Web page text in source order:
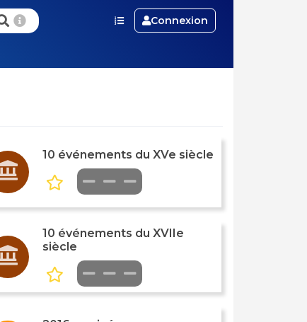
Connexion
10 événements du XVe siècle
10 événements du XVIIe
siècle